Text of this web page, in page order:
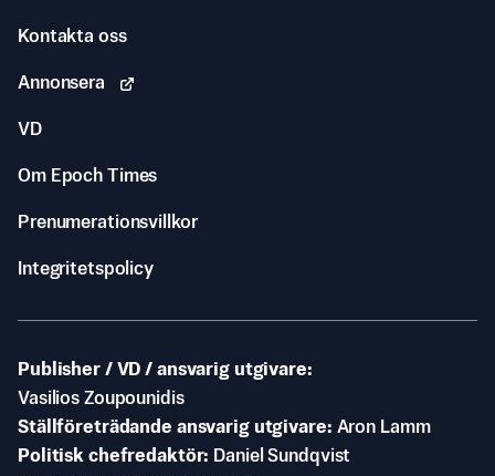
Kontakta oss
Annonsera
VD
Om Epoch Times
Prenumerationsvillkor
Integritetspolicy
Publisher / VD / ansvarig utgivare
Vasilios Zoupounidis
Ställföreträdande ansvarig utgivare Aron Lamm
Politisk chefredaktör
Daniel Sundqvist